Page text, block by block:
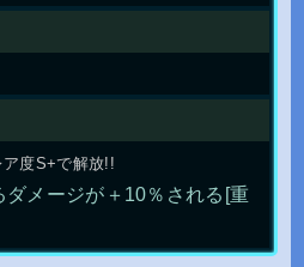
ア度S+で解放!!
ダメージが＋10％される[重